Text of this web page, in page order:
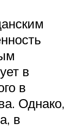
в
в
Однако,
в